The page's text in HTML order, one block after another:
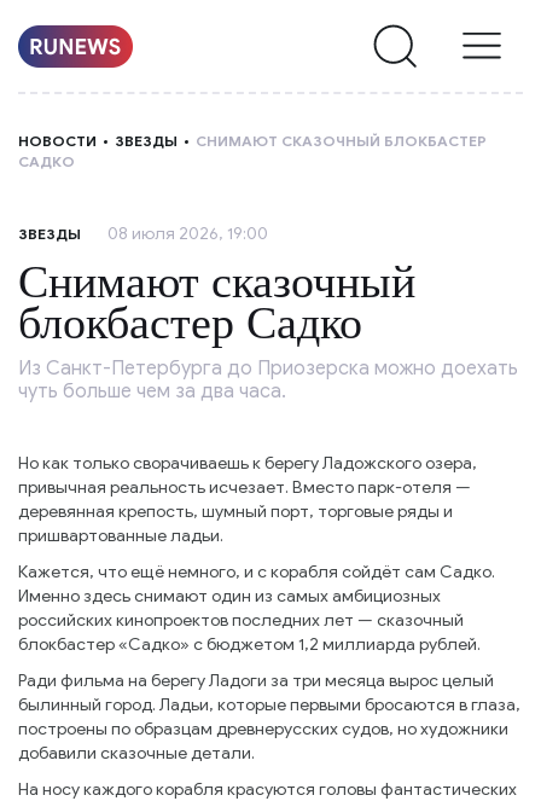
О
НАС
НОВОСТИ ЗВЕЗДЫ
СНИМАЮТ СКАЗОЧНЫЙ БЛОКБАСТЕР
САДКО
ЗВЕЗДЫ 08 июля 2026, 19:00
Снимают сказочный
блокбастер Садко
Из Санкт-Петербурга до Приозерска можно доехать
чуть больше чем за два часа.
Но как только сворачиваешь к берегу Ладожского озера,
привычная реальность исчезает. Вместо парк-отеля —
деревянная крепость, шумный порт, торговые ряды и
пришвартованные ладьи.
Кажется, что ещё немного, и с корабля сойдёт сам Садко.
Именно здесь снимают один из самых амбициозных
российских кинопроектов последних лет — сказочный
блокбастер «Садко» с бюджетом 1,2 миллиарда рублей.
Ради фильма на берегу Ладоги за три месяца вырос целый
былинный город. Ладьи, которые первыми бросаются в глаза,
построены по образцам древнерусских судов, но художники
добавили сказочные детали.
На носу каждого корабля красуются головы фантастических